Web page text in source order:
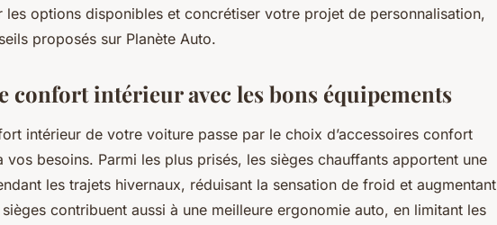
les options disponibles et concrétiser votre projet de personnalisation,
proposés sur Planète Auto.
confort intérieur avec les bons équipements
intérieur de votre voiture passe par le choix d’accessoires confort
vos besoins. Parmi les plus prisés, les sièges chauffants apportent une
les trajets hivernaux, réduisant la sensation de froid et augmentant
contribuent aussi à une meilleure ergonomie auto, en limitant les